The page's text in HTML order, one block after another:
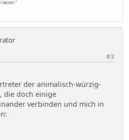
lassen."
#3
der animalisch-würzig-
die doch einige
verbinden und mich in